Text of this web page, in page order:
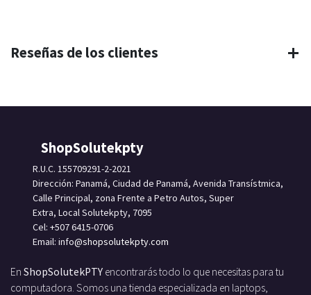
Reseñas de los clientes
ShopSolutekpty
R.U.C. 155709291-2-2021
Dirección: Panamá, Ciudad de Panamá, Avenida Transístmica,
Calle Principal, zona Frente a Petro Autos, Super
Extra, Local Solutekpty, 7095
Cel: +507 6415-0706
Email: info@shopsolutekpty.com
En ShopSolutekPTY encontrarás todo lo que necesitas para tu
computadora. Somos una tienda especializada en laptops,